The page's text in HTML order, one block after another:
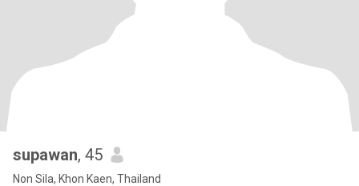
supawan, 45
Non Sila, Khon Kaen, Thailand